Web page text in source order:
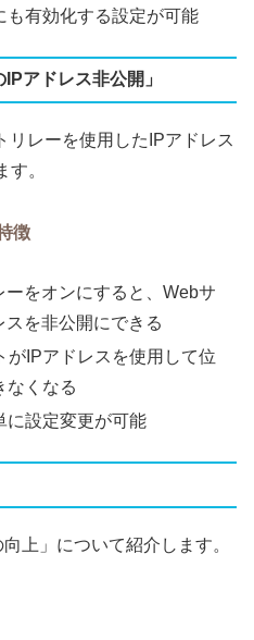
も有効化する設定が可能
アドレス非公開」
リレーを使用したIPアドレス
。
徴
をオンにすると、Webサ
を非公開にできる
がIPアドレスを使用して位
なくなる
に設定変更が可能
上」について紹介します。